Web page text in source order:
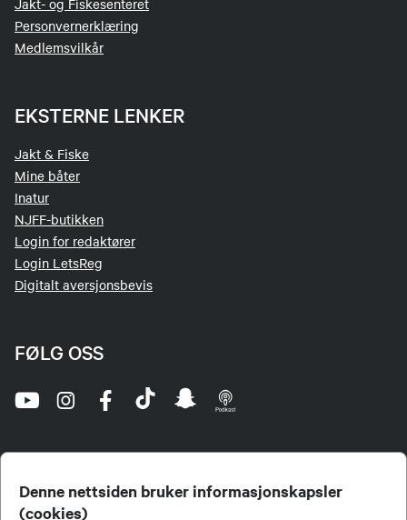
Denne nettsiden bruker informasjonskapsler
(cookies)
Jakt- og Fiskesenteret
Personvernerklæring
Medlemsvilkår
EKSTERNE LENKER
Jakt & Fiske
Mine båter
Inatur
NJFF-butikken
Login for redaktører
Login LetsReg
Digitalt aversjonsbevis
FØLG OSS